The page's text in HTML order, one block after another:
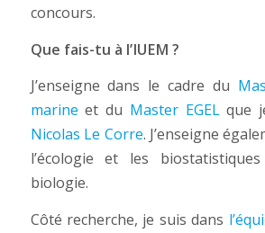
concours.
Que fais-tu à l’IUEM ?
J’enseigne dans le cadre du
marine et du Master EGELque
Nicolas Le Corre. J’enseigne
l’écologie et les
biologie.
Côté recherche, je suis dans